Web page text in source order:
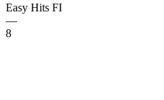
Easy Hits FI
—
8